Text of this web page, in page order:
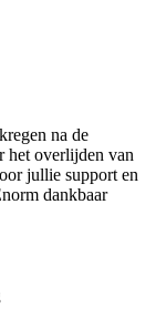
na de
het overlijden van
jullie support en
dankbaar